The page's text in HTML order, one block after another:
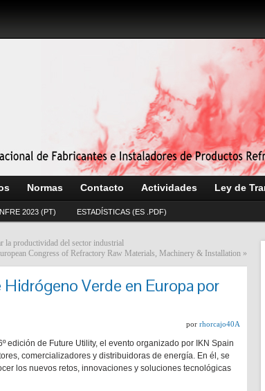
Normas Contacto Actividades Ley de
2023 (PT) ESTADÍSTICAS (ES .PDF)
la productividad del sector industrial
Congress of Refractory Raw Materials, Machinery & Installation »
Verde en Europa por
por rhorcajo40A
edición de Future Utility, el evento organizado por IKN Spain
comercializadores y distribuidoras de energía. En él, se
los nuevos retos, innovaciones y soluciones tecnológicas